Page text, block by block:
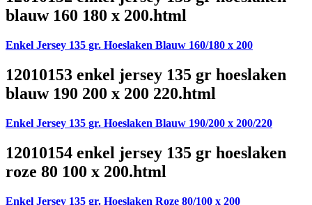
blauw 160 180 x 200.html
Enkel Jersey 135 gr. Hoeslaken Blauw 160/180 x 200
12010153 enkel jersey 135 gr hoeslaken
blauw 190 200 x 200 220.html
Enkel Jersey 135 gr. Hoeslaken Blauw 190/200 x 200/220
12010154 enkel jersey 135 gr hoeslaken
roze 80 100 x 200.html
Enkel Jersey 135 gr. Hoeslaken Roze 80/100 x 200